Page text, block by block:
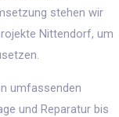
stehen wir
Nittendorf, um
umfassenden
und Reparatur bis